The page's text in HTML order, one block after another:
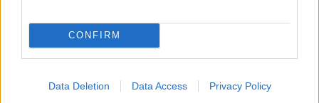
CONFIRM
Data Deletion Data Access Privacy Policy
06.01.2025 07:52
Ομάδα